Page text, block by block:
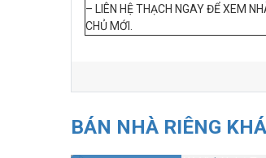
– LIÊN HỆ THẠCH NGAY ĐỂ XEM
CHỦ MỚI.
BÁN NHÀ RIÊNG